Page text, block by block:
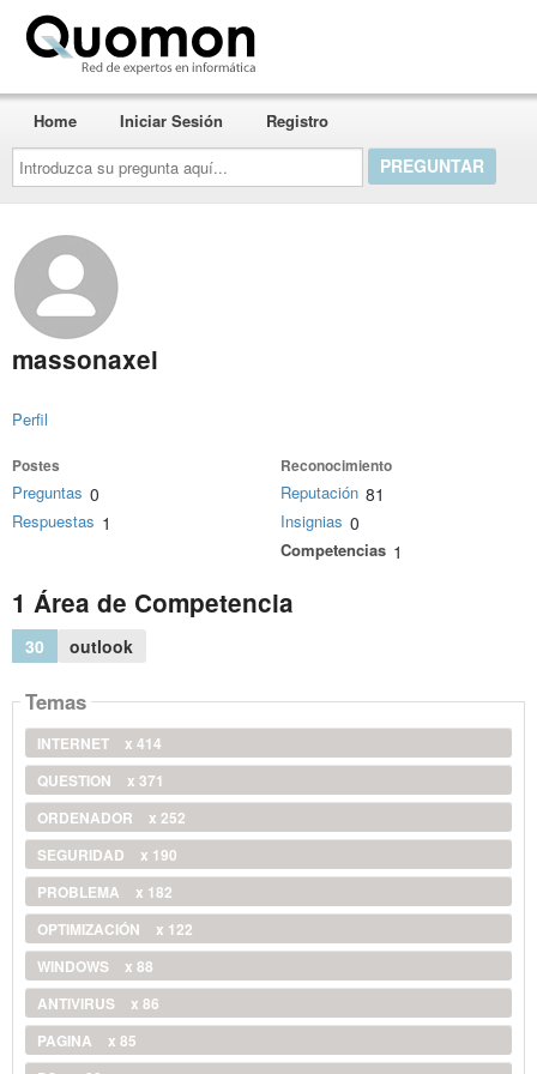
Introduzca
su
pregunta
aquí...
Home Iniciar Sesión Registro
massonaxel
Perfil
Postes
Preguntas 0
Respuestas 1
Reconocimiento
Reputación 81
Insignias 0
Competencias 1
1 Área de Competencia
30 outlook
Temas
INTERNET
x 414
QUESTION
x 371
ORDENADOR
x 252
SEGURIDAD
x 190
PROBLEMA
x 182
OPTIMIZACIÓN
x 122
WINDOWS
x 88
ANTIVIRUS
x 86
PAGINA
x 85